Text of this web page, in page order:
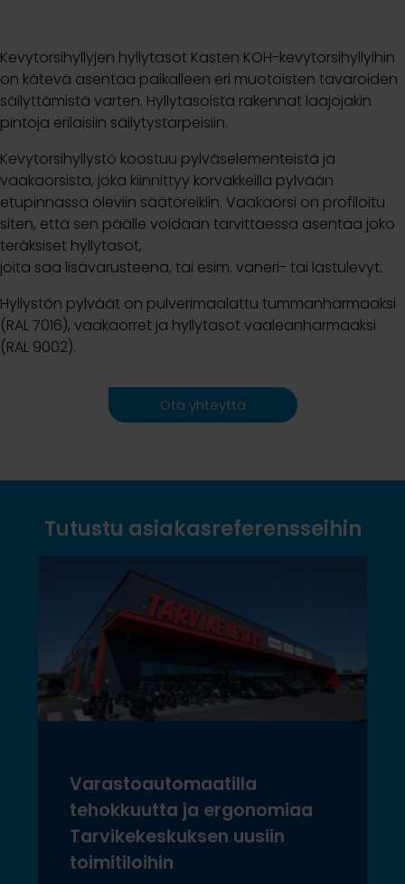
Kevytorsihyllyjen hyllytasot Kasten KOH-kevytorsihyllyihin
on kätevä asentaa paikalleen eri muotoisten tavaroiden
säilyttämistä varten. Hyllytasoista rakennat laajojakin
pintoja erilaisiin säilytystarpeisiin.
Kevytorsihyllystö koostuu pylväselementeistä ja
vaakaorsista, joka kiinnittyy korvakkeilla pylvään
etupinnassa oleviin säätöreikiin. Vaakaorsi on profiloitu
siten, että sen päälle voidaan tarvittaessa asentaa joko
teräksiset hyllytasot,
joita saa lisävarusteena, tai esim. vaneri- tai lastulevyt.
Hyllystön pylväät on pulverimaalattu tummanharmaaksi
(RAL 7016), vaakaorret ja hyllytasot vaaleanharmaaksi
(RAL 9002).
Ota yhteyttä
Tutustu asiakasreferensseihin
Varastoautomaatilla
tehokkuutta ja ergonomiaa
Tarvikekeskuksen uusiin
toimitiloihin